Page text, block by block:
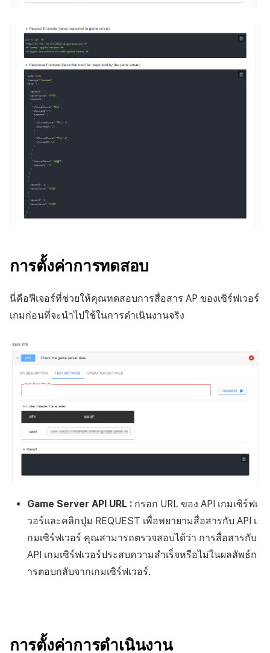
การตั้งค่าการทดสอบ
นี่คือฟีเจอร์ที่ช่วยให้คุณทดสอบการสื่อสาร AP ของเซิร์ฟเวอร์
เกมก่อนที่จะนำไปใช้ในการดำเนินงานจริง
Game Server API URL : กรอก URL ของ API เกมเซิร์ฟเ
วอร์และคลิกปุ่ม REQUEST เพื่อพยายามสื่อสารกับ API เ
กมเซิร์ฟเวอร์ คุณสามารถตรวจสอบได้ว่า การสื่อสารกับ
API เกมเซิร์ฟเวอร์ประสบความสำเร็จหรือไม่ในผลลัพธ์ก
ารตอบกลับจากเกมเซิร์ฟเวอร์.
การตั้งค่าการดำเนินงาน